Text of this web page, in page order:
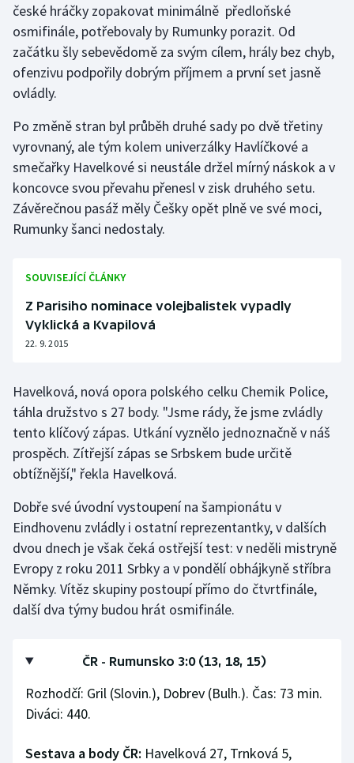
Gymnastika
Házená
Jezdectví
Judo
Krasobruslení
Lezení
Motorsport
Parasport
Plavání
Plážový volejbal
Ragby
Rychlobruslení
Rychlostní kanoistika
Sportovní střelba
Stolní tenis
české hráčky zopakovat minimálně předloňské
osmifinále, potřebovaly by Rumunky porazit. Od
začátku šly sebevědomě za svým cílem, hrály bez chyb,
ofenzivu podpořily dobrým příjmem a první set jasně
ovládly.
Po změně stran byl průběh druhé sady po dvě třetiny
vyrovnaný, ale tým kolem univerzálky Havlíčkové a
smečařky Havelkové si neustále držel mírný náskok a v
koncovce svou převahu přenesl v zisk druhého setu.
Závěrečnou pasáž měly Češky opět plně ve své moci,
Rumunky šanci nedostaly.
SOUVISEJÍCÍ ČLÁNKY
Z Parisiho nominace volejbalistek vypadly
Vyklická a Kvapilová
22. 9. 2015
Havelková, nová opora polského celku Chemik Police,
táhla družstvo s 27 body. "Jsme rády, že jsme zvládly
tento klíčový zápas. Utkání vyznělo jednoznačně v náš
prospěch. Zítřejší zápas se Srbskem bude určitě
obtížnější," řekla Havelková.
Dobře své úvodní vystoupení na šampionátu v
Eindhovenu zvládly i ostatní reprezentantky, v dalších
dvou dnech je však čeká ostřejší test: v neděli mistryně
Evropy z roku 2011 Srbky a v pondělí obhájkyně stříbra
Němky. Vítěz skupiny postoupí přímo do čtvrtfinále,
další dva týmy budou hrát osmifinále.
ČR - Rumunsko 3:0 (13, 18, 15)
Rozhodčí: Gril (Slovin.), Dobrev (Bulh.). Čas: 73 min.
Diváci: 440.
Sestava a body ČR: Havelková 27, Trnková 5,